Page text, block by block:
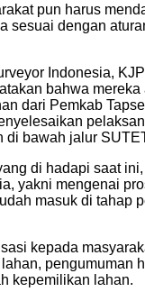
pun harus
sesuai dengan
Indonesia,
bahwa
dari Pemkab
di bawah jalur
di hadapi saat
yakni mengenai
masuk di tahap
kepada
pengumuman
kepemilikan lahan.